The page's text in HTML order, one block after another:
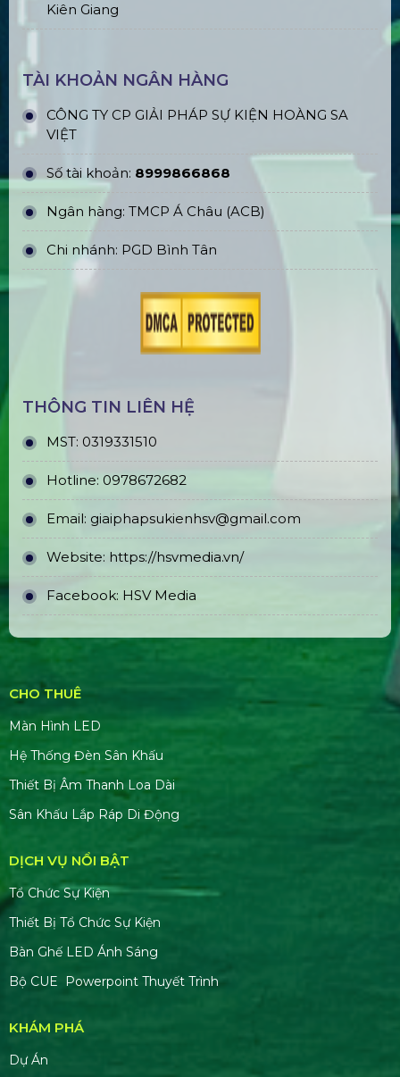
Kiên Giang
TÀI KHOẢN NGÂN HÀNG
CÔNG TY CP GIẢI PHÁP SỰ KIỆN HOÀNG SA
VIỆT
Số tài khoản: 8999866868
Ngân hàng: TMCP Á Châu (ACB)
Chi nhánh: PGD Bình Tân
THÔNG TIN LIÊN HỆ
MST: 0319331510
Hotline: 0978672682
Email: giaiphapsukienhsv@gmail.com
Website: https://hsvmedia.vn/
Facebook: HSV Media
CHO THUÊ
Màn Hình LED
Hệ Thống Đèn Sân Khấu
Thiết Bị Âm Thanh Loa Dài
Sân Khấu Lắp Ráp Di Động
DỊCH VỤ NỔI BẬT
Tổ Chức Sự Kiện
Thiết Bị Tổ Chức Sự Kiện
Bàn Ghế LED Ánh Sáng
Bộ CUE Powerpoint Thuyết Trình
KHÁM PHÁ
Dự Án